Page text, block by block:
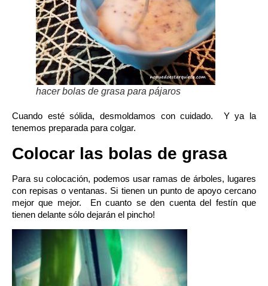
hacer bolas de grasa para pájaros
Cuando esté sólida, desmoldamos con cuidado. Y ya la
tenemos preparada para colgar.
Colocar las bolas de grasa
Para su colocación, podemos usar ramas de árboles, lugares
con repisas o ventanas. Si tienen un punto de apoyo cercano
mejor que mejor. En cuanto se den cuenta del festín que
tienen delante sólo dejarán el pincho!